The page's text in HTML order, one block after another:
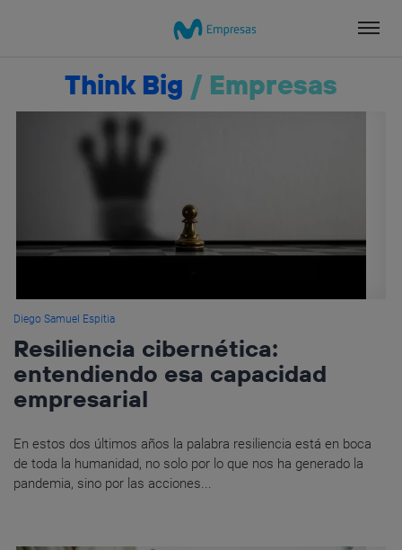
Think Big / Empresas
Diego Samuel Espitia
Resiliencia cibernética:
entendiendo esa capacidad
empresarial
En estos dos últimos años la palabra resiliencia está en boca
de toda la humanidad, no solo por lo que nos ha generado la
pandemia, sino por las acciones...